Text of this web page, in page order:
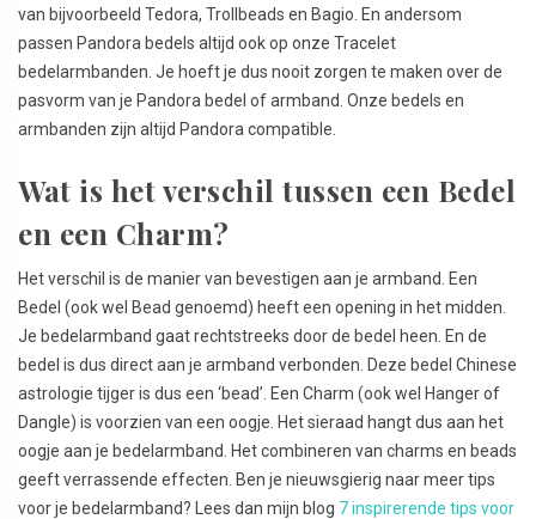
van bijvoorbeeld Tedora, Trollbeads en Bagio. En andersom
passen Pandora bedels altijd ook op onze Tracelet
bedelarmbanden. Je hoeft je dus nooit zorgen te maken over de
pasvorm van je Pandora bedel of armband. Onze bedels en
armbanden zijn altijd Pandora compatible.
Wat is het verschil tussen een Bedel
en een Charm?
Het verschil is de manier van bevestigen aan je armband. Een
Bedel (ook wel Bead genoemd) heeft een opening in het midden.
Je bedelarmband gaat rechtstreeks door de bedel heen. En de
bedel is dus direct aan je armband verbonden. Deze bedel Chinese
astrologie tijger is dus een ‘bead’. Een Charm (ook wel Hanger of
Dangle) is voorzien van een oogje. Het sieraad hangt dus aan het
oogje aan je bedelarmband. Het combineren van charms en beads
geeft verrassende effecten. Ben je nieuwsgierig naar meer tips
voor je bedelarmband? Lees dan mijn blog 7 inspirerende tips voor